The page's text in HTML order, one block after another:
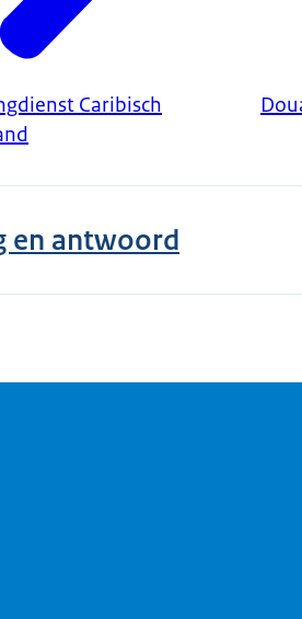
Caribisch
en antwoord